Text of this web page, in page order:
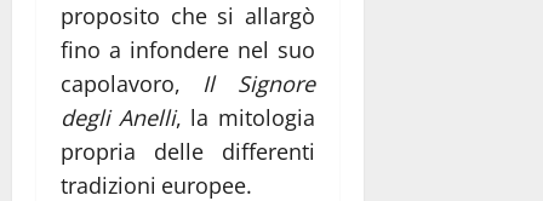
proposito che si allargò
fino a infondere nel suo
capolavoro, Il Signore
degli Anelli, la mitologia
propria delle differenti
tradizioni europee.